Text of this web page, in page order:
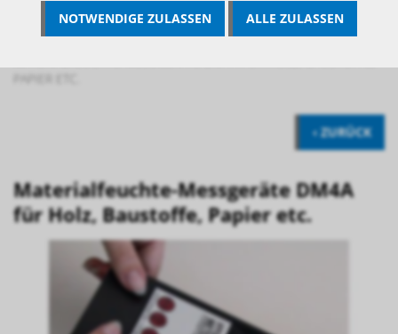
BÖSCH MRS › MESSTECHNIK › HOLZ- UND
‹ ZURÜCK
Materialfeuchte-Messgeräte DM4A
für Holz, Baustoffe, Papier etc.
NOTWENDIGE ZULASSEN ALLE ZULASSEN